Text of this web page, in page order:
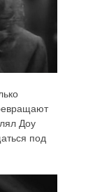
Доу
под